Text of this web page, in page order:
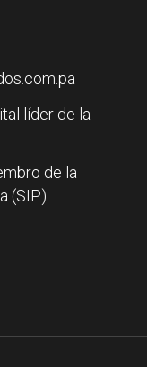
líder de la
de la
(SIP).